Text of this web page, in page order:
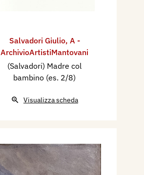
Salvadori Giulio, A -
ArchivioArtistiMantovani
(Salvadori) Madre col
bambino (es. 2/8)
Visualizza scheda